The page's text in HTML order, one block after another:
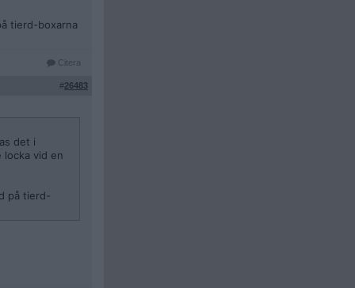
tierd-boxarna
Citera
#26483
det i
locka vid en
på tierd-